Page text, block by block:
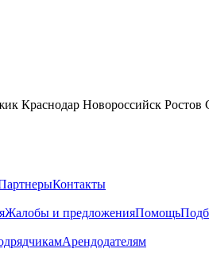
Краснодар Новороссийск Ростов
Контакты
Жалобы и предложенияПомощь
Арендодателям